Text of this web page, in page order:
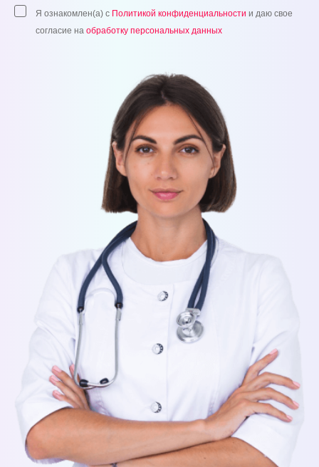
Я ознакомлен(а) с Политикой конфиденциальности и даю свое
согласие на обработку персональных данных